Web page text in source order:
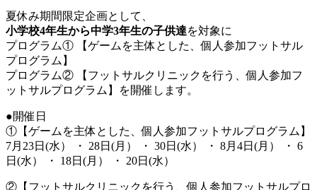
夏休み期間限定企画として、
小学校4年生から中学3年生の子供達を対象に
プログラム① 【ゲームを主体とした、個人参加フットサル
プログラム】
プログラム② 【フットサルクリニックを行う、個人参加フ
ットサルプログラム】を開催します。
●開催日
①【ゲームを主体とした、個人参加フットサルプログラム】
7月23日(水） ・ 28日(月） ・ 30日(水） ・ 8月4日(月） ・ 6
日(水） ・ 18日(月） ・ 20日(水）
②【フットサルクリニックを行う、個人参加フットサルプロ